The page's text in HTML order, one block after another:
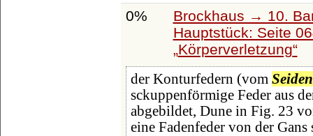
0%
Brockhaus → 10.
Hauptstück: Seite
Körperverletzung
der Konturfedern (vom
sckuppenförmige Feder aus
abgebildet, Dune in Fig. 23
eine Fadenfeder von der